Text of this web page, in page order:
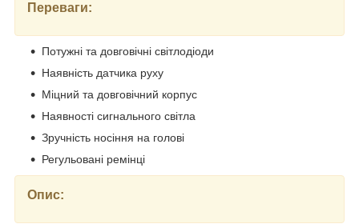
Переваги:
Потужні та довговічні світлодіоди
Наявність датчика руху
Міцний та довговічний корпус
Наявності сигнального світла
Зручність носіння на голові
Регульовані ремінці
Опис: